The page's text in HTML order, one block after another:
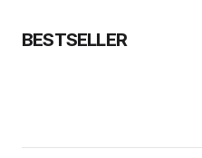
BESTSELLER